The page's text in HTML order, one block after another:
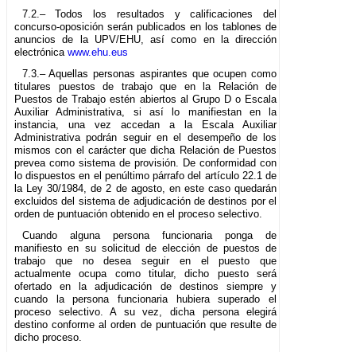
7.2.– Todos los resultados y calificaciones del
concurso-oposición serán publicados en los tablones de
anuncios de la UPV/EHU, así como en la dirección
electrónica www.ehu.eus
7.3.– Aquellas personas aspirantes que ocupen como
titulares puestos de trabajo que en la Relación de
Puestos de Trabajo estén abiertos al Grupo D o Escala
Auxiliar Administrativa, si así lo manifiestan en la
instancia, una vez accedan a la Escala Auxiliar
Administrativa podrán seguir en el desempeño de los
mismos con el carácter que dicha Relación de Puestos
prevea como sistema de provisión. De conformidad con
lo dispuestos en el penúltimo párrafo del artículo 22.1 de
la Ley 30/1984, de 2 de agosto, en este caso quedarán
excluidos del sistema de adjudicación de destinos por el
orden de puntuación obtenido en el proceso selectivo.
Cuando alguna persona funcionaria ponga de
manifiesto en su solicitud de elección de puestos de
trabajo que no desea seguir en el puesto que
actualmente ocupa como titular, dicho puesto será
ofertado en la adjudicación de destinos siempre y
cuando la persona funcionaria hubiera superado el
proceso selectivo. A su vez, dicha persona elegirá
destino conforme al orden de puntuación que resulte de
dicho proceso.